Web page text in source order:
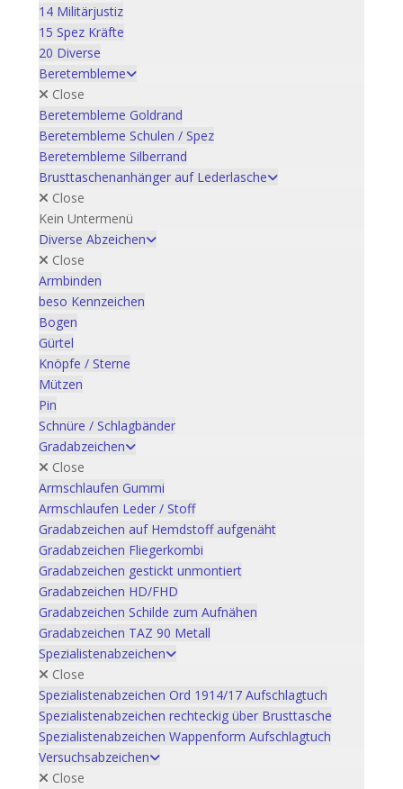
14 Militärjustiz
15 Spez Kräfte
20 Diverse
Beretembleme
Close
Beretembleme Goldrand
Beretembleme Schulen / Spez
Beretembleme Silberrand
Brusttaschenanhänger auf Lederlasche
Close
Kein Untermenü
Diverse Abzeichen
Close
Armbinden
beso Kennzeichen
Bogen
Gürtel
Knöpfe / Sterne
Mützen
Pin
Schnüre / Schlagbänder
Gradabzeichen
Close
Armschlaufen Gummi
Armschlaufen Leder / Stoff
Gradabzeichen auf Hemdstoff aufgenäht
Gradabzeichen Fliegerkombi
Gradabzeichen gestickt unmontiert
Gradabzeichen HD/FHD
Gradabzeichen Schilde zum Aufnähen
Gradabzeichen TAZ 90 Metall
Spezialistenabzeichen
Close
Spezialistenabzeichen Ord 1914/17 Aufschlagtuch
Spezialistenabzeichen rechteckig über Brusttasche
Spezialistenabzeichen Wappenform Aufschlagtuch
Versuchsabzeichen
Close